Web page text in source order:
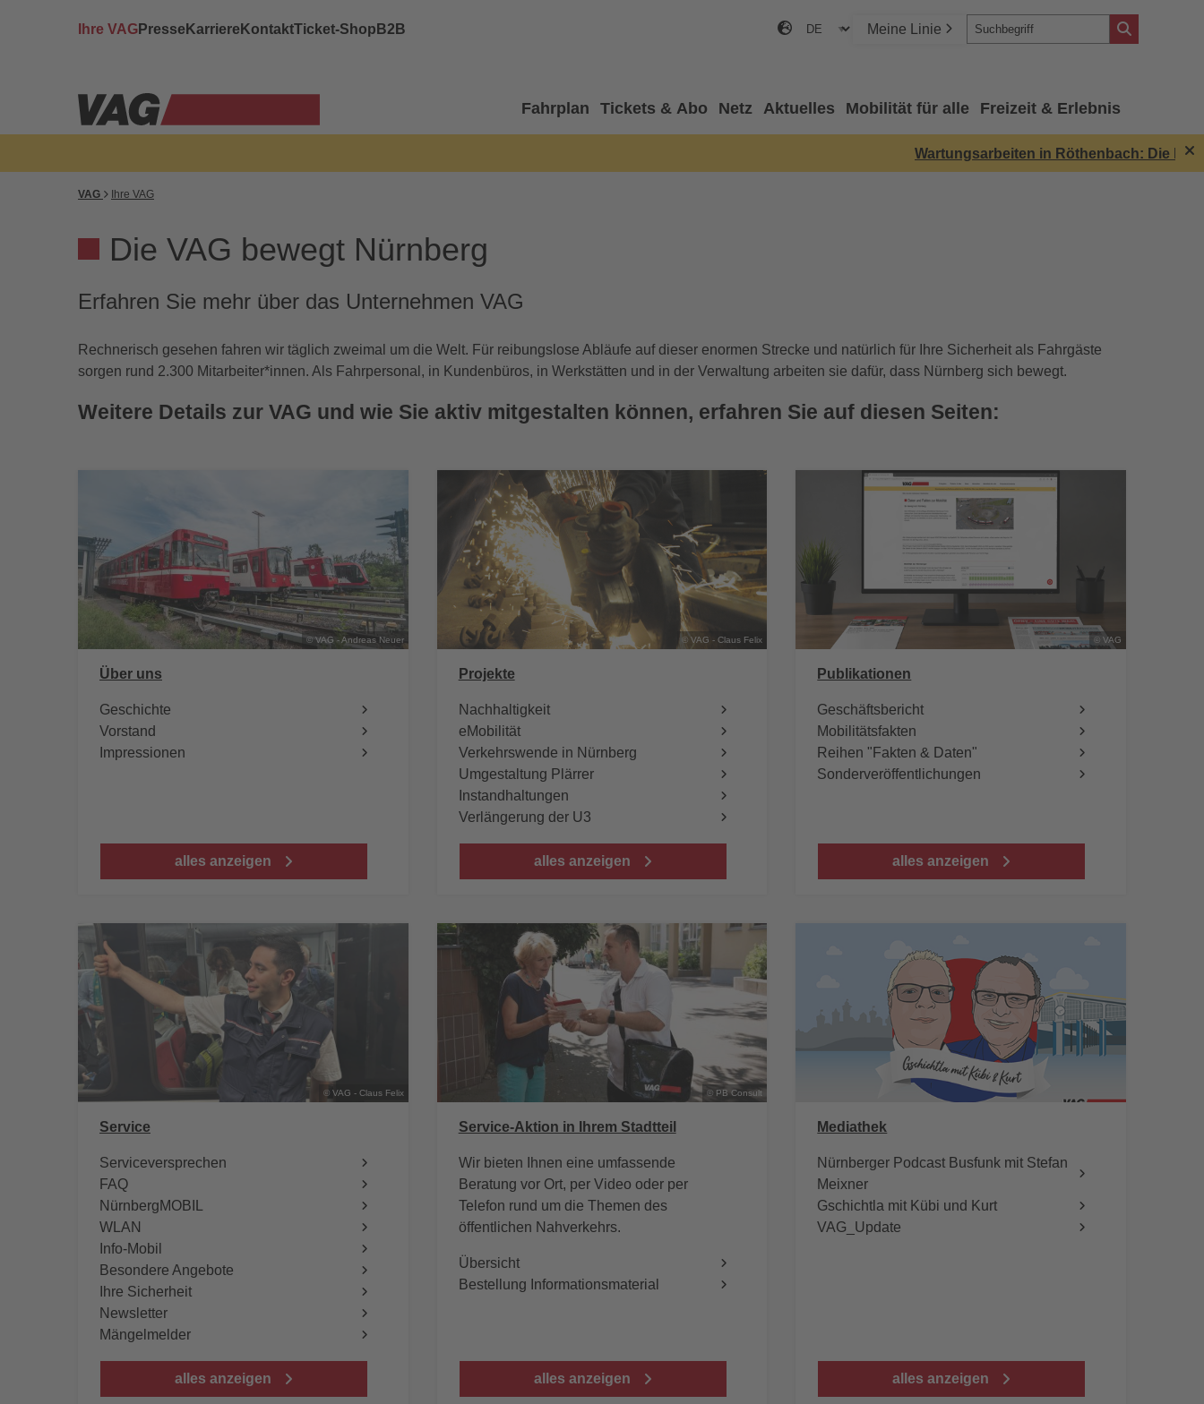
Ihre VAGPresse Karriere KontaktTicket-Shop B2B Meine Linie
Fahrplan Tickets & Abo Netz Aktuelles Mobilität für alle Freizeit & Erlebnis
Wartungsarbeiten in Röthenbach: Die Linie
VAG Ihre VAG
Die VAG bewegt Nürnberg
Erfahren Sie mehr über das Unternehmen VAG
Rechnerisch gesehen fahren wir täglich zweimal um die Welt. Für reibungslose Abläufe auf dieser enormen Strecke und natürlich für Ihre Sicherheit als Fahrgäste
sorgen rund 2.300 Mitarbeiter*innen. Als Fahrpersonal, in Kundenbüros, in Werkstätten und in der Verwaltung arbeiten sie dafür, dass Nürnberg sich bewegt.
Weitere Details zur VAG und wie Sie aktiv mitgestalten können, erfahren Sie auf diesen Seiten:
© VAG - Andreas Neuer
Über uns
Geschichte
Vorstand
Impressionen
alles anzeigen
© VAG - Claus Felix
Projekte
Nachhaltigkeit
eMobilität
Verkehrswende in Nürnberg
Umgestaltung Plärrer
Instandhaltungen
Verlängerung der U3
alles anzeigen
© VAG
Publikationen
Geschäftsbericht
Mobilitätsfakten
Reihen "Fakten & Daten"
Sonderveröffentlichungen
alles anzeigen
© VAG - Claus Felix
Service
Serviceversprechen
FAQ
NürnbergMOBIL
WLAN
Info-Mobil
Besondere Angebote
Ihre Sicherheit
Newsletter
Mängelmelder
alles anzeigen
© PB Consult
Service-Aktion in Ihrem Stadtteil
Wir bieten Ihnen eine umfassende
Beratung vor Ort, per Video oder per
Telefon rund um die Themen des
öffentlichen Nahverkehrs.
Übersicht
Bestellung Informationsmaterial
alles anzeigen
Mediathek
Nürnberger Podcast Busfunk mit Stefan
Meixner
Gschichtla mit Kübi und Kurt
VAG_Update
alles anzeigen